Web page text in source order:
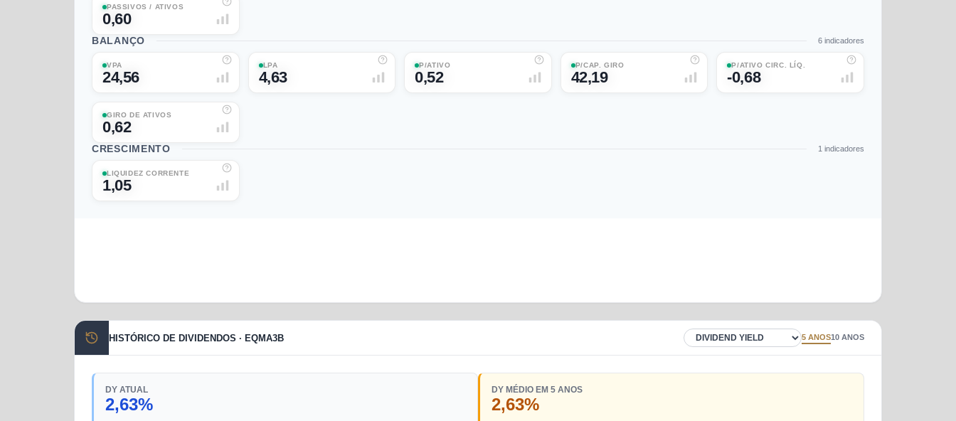
PASSIVOS / ATIVOS
0,60
BALANÇO 6 indicadores
VPA
24,56
LPA
4,63
P/ATIVO
0,52
P/CAP. GIRO
42,19
P/ATIVO CIRC. LÍQ.
-0,68
GIRO DE ATIVOS
0,62
CRESCIMENTO 1 indicadores
LIQUIDEZ CORRENTE
1,05
HISTÓRICO DE DIVIDENDOS · EQMA3B 5 ANOS10 ANOS
DY ATUAL
2,63%
DY MÉDIO EM 5 ANOS
2,63%